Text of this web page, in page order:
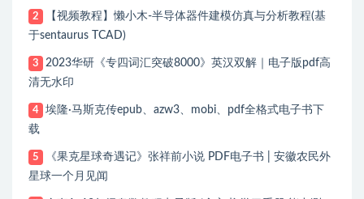
2
【视频教程】懒小木-半导体器件建模仿真与分析教程(基
于sentaurus TCAD)
3
2023华研《专四词汇突破8000》英汉双解｜电子版pdf高
清无水印
4
埃隆·马斯克传epub、azw3、mobi、pdf全格式电子书下
载
5
《果克星球奇遇记》张祥前小说 PDF电子书 | 安徽农民外
星球一个月见闻